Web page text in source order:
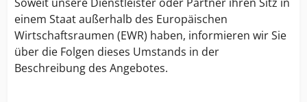
einem Staat außerhalb des Europäischen
Wirtschaftsraumen (EWR) haben, informieren wir Sie
über die Folgen dieses Umstands in der
Beschreibung des Angebotes.